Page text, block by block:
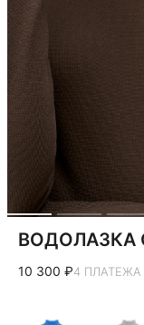
ВОДОЛАЗКА
10 300 ₽4 ПЛАТЕЖА